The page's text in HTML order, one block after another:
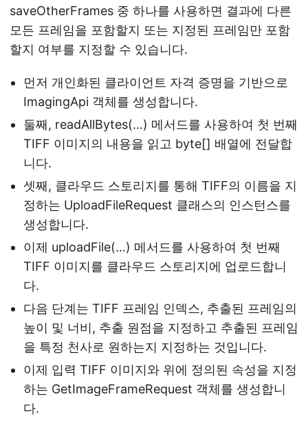
saveOtherFrames 중 하나를 사용하면 결과에 다른
모든 프레임을 포함할지 또는 지정된 프레임만 포함
할지 여부를 지정할 수 있습니다.
먼저 개인화된 클라이언트 자격 증명을 기반으로
ImagingApi 객체를 생성합니다.
둘째, readAllBytes(…) 메서드를 사용하여 첫 번째
TIFF 이미지의 내용을 읽고 byte[] 배열에 전달합
니다.
셋째, 클라우드 스토리지를 통해 TIFF의 이름을 지
정하는 UploadFileRequest 클래스의 인스턴스를
생성합니다.
이제 uploadFile(…) 메서드를 사용하여 첫 번째
TIFF 이미지를 클라우드 스토리지에 업로드합니
다.
다음 단계는 TIFF 프레임 인덱스, 추출된 프레임의
높이 및 너비, 추출 원점을 지정하고 추출된 프레임
을 특정 천사로 원하는지 지정하는 것입니다.
이제 입력 TIFF 이미지와 위에 정의된 속성을 지정
하는 GetImageFrameRequest 객체를 생성합니
다.